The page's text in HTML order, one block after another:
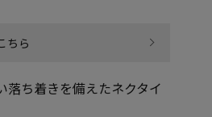
ちら
ち着きを備えたネクタイ